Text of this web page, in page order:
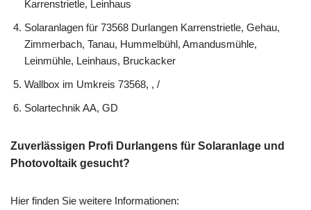
Karrenstrietle, Leinhaus
Solaranlagen für 73568 Durlangen Karrenstrietle, Gehau,
Zimmerbach, Tanau, Hummelbühl, Amandusmühle,
Leinmühle, Leinhaus, Bruckacker
Wallbox im Umkreis 73568, , /
Solartechnik AA, GD
Zuverlässigen Profi Durlangens für Solaranlage und
Photovoltaik gesucht?
Hier finden Sie weitere Informationen: